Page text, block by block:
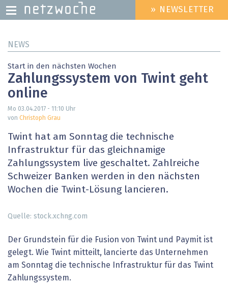
zum
HEADER
MENU
» NEWSLETTER
NEWS
Start in den nächsten Wochen
Zahlungssystem von Twint geht
online
Mo 03.04.2017 - 11:10 Uhr
von Christoph Grau
Twint hat am Sonntag die technische
Infrastruktur für das gleichnamige
Zahlungssystem live geschaltet. Zahlreiche
Schweizer Banken werden in den nächsten
Wochen die Twint-Lösung lancieren.
Quelle: stock.xchng.com
Der Grundstein für die Fusion von Twint und Paymit ist
gelegt. Wie Twint mitteilt, lancierte das Unternehmen
am Sonntag die technische Infrastruktur für das Twint
Zahlungssystem.